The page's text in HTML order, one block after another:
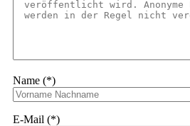
Name (*)
E-Mail (*)